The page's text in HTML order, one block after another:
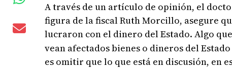
A través de un artículo de opinión, el
figura de la fiscal Ruth Morcillo, asegure
lucraron con el dinero del Estado. Algo
vean afectados bienes o dineros del
es omitir que lo que está en discusión, en